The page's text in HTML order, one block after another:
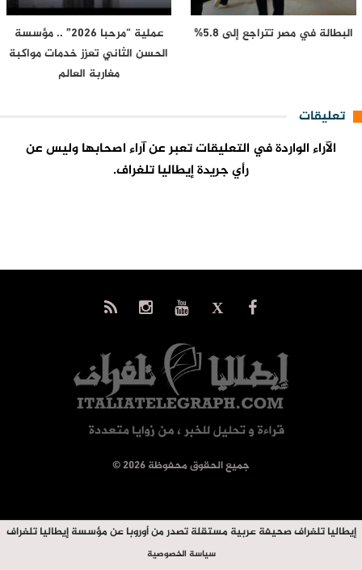
البطالة في مصر تتراجع إلى 5.8%
عملية “مرحبا 2026” .. مؤسسة
الحسن الثاني تعزز خدمات مواكبة
مغاربة العالم
تعليقات
الآراء الواردة في التعليقات تعبر عن آراء اصحابها وليس عن
رأي جريدة إيطاليا تلغراف.
© جميع الحقوق محفوظة 2026
إيطاليا تلغراف صحيفة عربية مستقلة تصدر من أوروبا عن مؤسسة إيطاليا تلغراف
سياسة الخصوصية